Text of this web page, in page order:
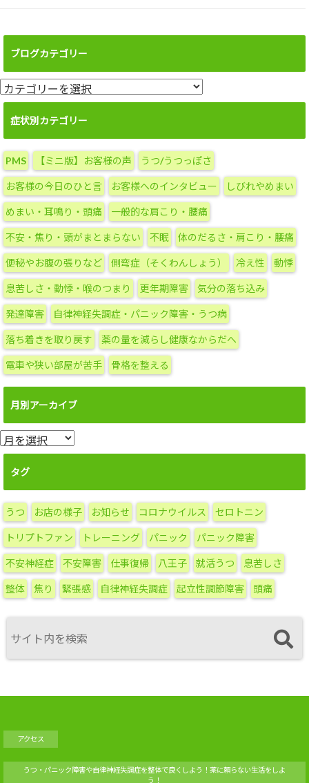
ブログカテゴリー
ブ
ロ
カ
テ
ゴ
リ
ー
症状別カテゴリー
PMS 【ミニ版】お客様の声 うつ/うつっぽさ
お客様の今日のひと言 お客様へのインタビュー しびれやめまい
めまい・耳鳴り・頭痛 一般的な肩こり・腰痛
不安・焦り・頭がまとまらない 不眠 体のだるさ・肩こり・腰痛
便秘やお腹の張りなど 側弯症（そくわんしょう） 冷え性 動悸
息苦しさ・動悸・喉のつまり 更年期障害 気分の落ち込み
発達障害 自律神経失調症・パニック障害・うつ病
落ち着きを取り戻す 薬の量を減らし健康なからだへ
電車や狭い部屋が苦手 骨格を整える
月別アーカイブ
月
別
ー
カ
イ
ブ
タグ
うつ お店の様子 お知らせ コロナウイルス セロトニン
トリプトファン トレーニング パニック パニック障害
不安神経症 不安障害 仕事復帰 八王子 就活うつ 息苦しさ
整体 焦り 緊張感 自律神経失調症 起立性調節障害 頭痛
アクセス
うつ・パニック障害や自律神経失調症を整体で良くしよう！薬に頼らない生活をしよ
う！